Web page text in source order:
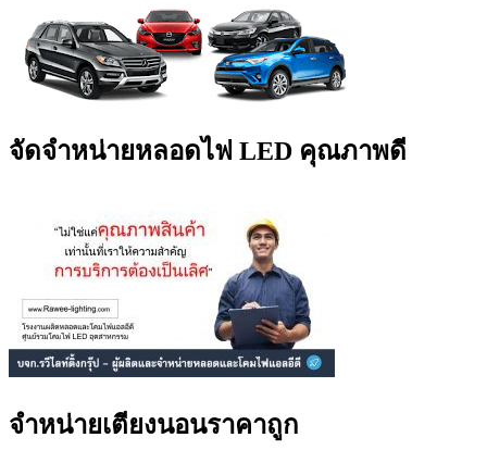
จัดจำหน่ายหลอดไฟ LED คุณภาพดี
จำหน่ายเตียงนอนราคาถูก